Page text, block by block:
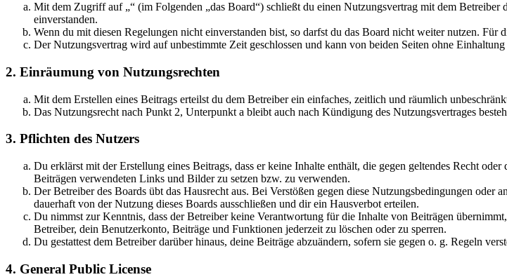
Mit dem Zugriff auf „“ (im Folgenden „das Board“) schließt du einen Nutzungsvertrag mit dem
einverstanden.
Wenn du mit diesen Regelungen nicht einverstanden bist, so darfst du das Board nicht weiter nutzen.
Der Nutzungsvertrag wird auf unbestimmte Zeit geschlossen und kann von beiden Seiten ohne
2. Einräumung von Nutzungsrechten
Mit dem Erstellen eines Beitrags erteilst du dem Betreiber ein einfaches, zeitlich und räumlich
Das Nutzungsrecht nach Punkt 2, Unterpunkt a bleibt auch nach Kündigung des Nutzungsvertrages
3. Pflichten des Nutzers
Du erklärst mit der Erstellung eines Beitrags, dass er keine Inhalte enthält, die gegen geltendes Recht
Beiträgen verwendeten Links und Bilder zu setzen bzw. zu verwenden.
Der Betreiber des Boards übt das Hausrecht aus. Bei Verstößen gegen diese Nutzungsbedingungen
dauerhaft von der Nutzung dieses Boards ausschließen und dir ein Hausverbot erteilen.
Du nimmst zur Kenntnis, dass der Betreiber keine Verantwortung für die Inhalte von Beiträgen
Betreiber, dein Benutzerkonto, Beiträge und Funktionen jederzeit zu löschen oder zu sperren.
Du gestattest dem Betreiber darüber hinaus, deine Beiträge abzuändern, sofern sie gegen o. g. Regeln
4. General Public License